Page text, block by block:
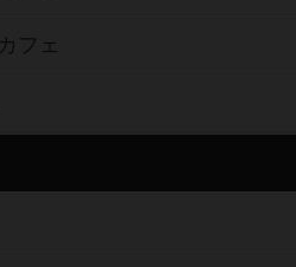
フェ